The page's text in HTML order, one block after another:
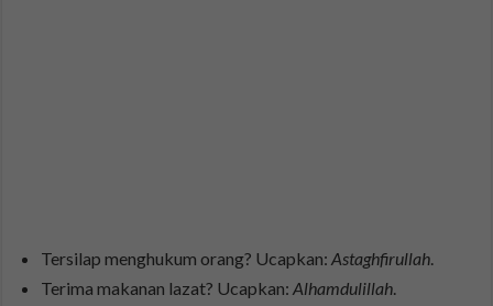
Tersilap menghukum orang? Ucapkan:Astaghfirullah.
Terima makanan lazat? Ucapkan:Alhamdulillah.